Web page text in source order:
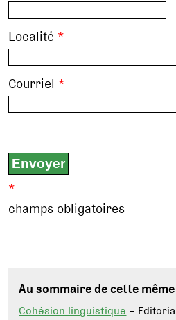
Localité *
Courriel *
*
champs obligatoires
Au sommaire de cette
Cohésion linguistique –